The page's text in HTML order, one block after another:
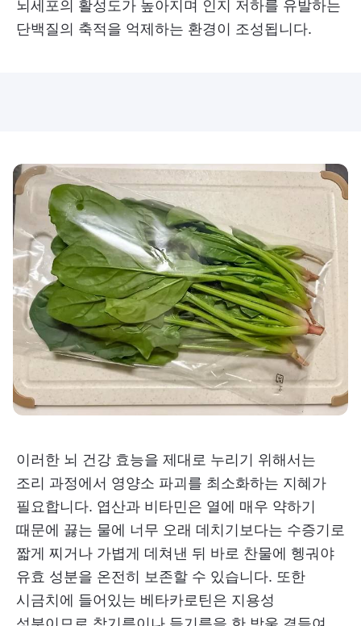
뇌세포의 활성도가 높아지며 인지 저하를 유발하는
단백질의 축적을 억제하는 환경이 조성됩니다.
이러한 뇌 건강 효능을 제대로 누리기 위해서는
조리 과정에서 영양소 파괴를 최소화하는 지혜가
필요합니다. 엽산과 비타민은 열에 매우 약하기
때문에 끓는 물에 너무 오래 데치기보다는 수증기로
짧게 찌거나 가볍게 데쳐낸 뒤 바로 찬물에 헹궈야
유효 성분을 온전히 보존할 수 있습니다. 또한
시금치에 들어있는 베타카로틴은 지용성